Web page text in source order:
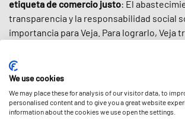
etiqueta de comercio justo: El
transparencia y la responsabilidad social
importancia para Veja. Para lograrlo, Veja
en el marco de prácticas de comercio
porapoyar a las comunidades locales
materiales recicladosyproducidos de
como el algodón orgánico y el caucho
We use cookies
We may place these for analysis of our visitor data, to
personalised content and to give you a great website
information about the cookies we use open the settings.